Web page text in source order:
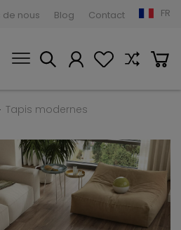
de nous Blog Contact FR
Tapis modernes